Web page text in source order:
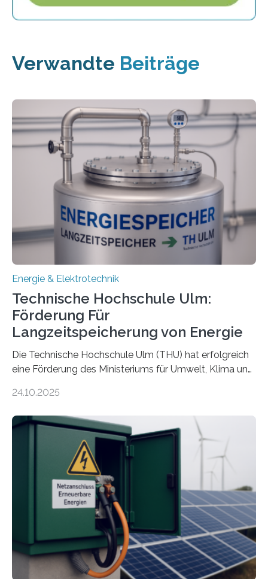
Verwandte Beiträge
Energie & Elektrotechnik
Technische Hochschule Ulm:
Förderung Für
Langzeitspeicherung von Energie
Die Technische Hochschule Ulm (THU) hat erfolgreich
eine Förderung des Ministeriums für Umwelt, Klima und
Forschungsprojekt „LAGER – Langzeitspeicherung in
Quartieren“ eingeworben. Ziel des Projekts ist die
Entwicklung, Erprobung und Demonstration von
Konzepten zur langfristigen Energiespeicherung in
sektorübergreifend vernetzten Energiesystemen. Das
Projekt startete am 15. Oktober 2025, hat eine Laufzeit
von drei Jahren und ein Gesamtvolumen von rund 2,9
Millionen Euro, wovon 2,6 Millionen Euro durch das
Ministerium für Umwelt, Klima und…
24.10.2025